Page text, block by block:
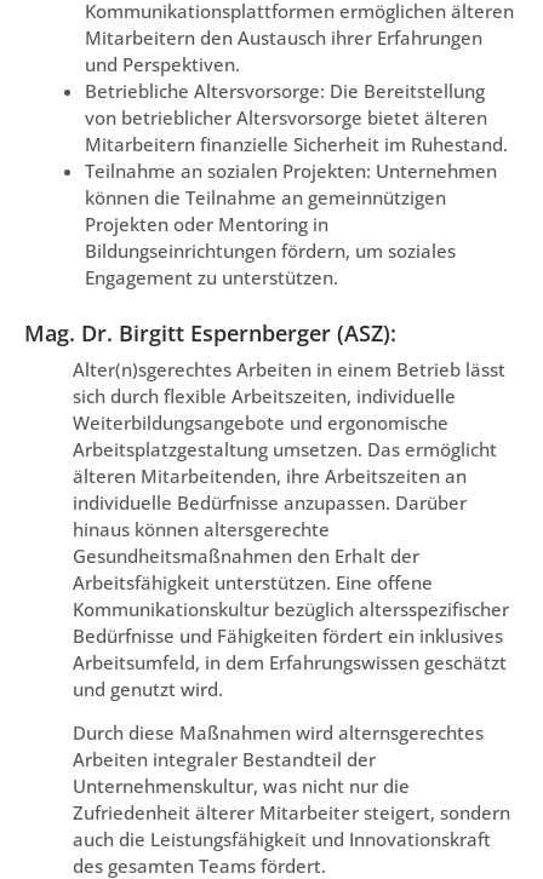
Kommunikationsplattformen ermöglichen älteren
Mitarbeitern den Austausch ihrer Erfahrungen
und Perspektiven.
Betriebliche Altersvorsorge: Die Bereitstellung
von betrieblicher Altersvorsorge bietet älteren
Mitarbeitern finanzielle Sicherheit im Ruhestand.
Teilnahme an sozialen Projekten: Unternehmen
können die Teilnahme an gemeinnützigen
Projekten oder Mentoring in
Bildungseinrichtungen fördern, um soziales
Engagement zu unterstützen.
Mag. Dr. Birgitt Espernberger (ASZ):
Alter(n)sgerechtes Arbeiten in einem Betrieb lässt
sich durch flexible Arbeitszeiten, individuelle
Weiterbildungsangebote und ergonomische
Arbeitsplatzgestaltung umsetzen. Das ermöglicht
älteren Mitarbeitenden, ihre Arbeitszeiten an
individuelle Bedürfnisse anzupassen. Darüber
hinaus können altersgerechte
Gesundheitsmaßnahmen den Erhalt der
Arbeitsfähigkeit unterstützen. Eine offene
Kommunikationskultur bezüglich altersspezifischer
Bedürfnisse und Fähigkeiten fördert ein inklusives
Arbeitsumfeld, in dem Erfahrungswissen geschätzt
und genutzt wird.
Durch diese Maßnahmen wird alternsgerechtes
Arbeiten integraler Bestandteil der
Unternehmenskultur, was nicht nur die
Zufriedenheit älterer Mitarbeiter steigert, sondern
auch die Leistungsfähigkeit und Innovationskraft
des gesamten Teams fördert.